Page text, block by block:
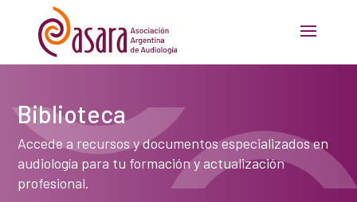
Biblioteca
Accede a recursos y documentos especializados en
audiología para tu formación y actualización
profesional.